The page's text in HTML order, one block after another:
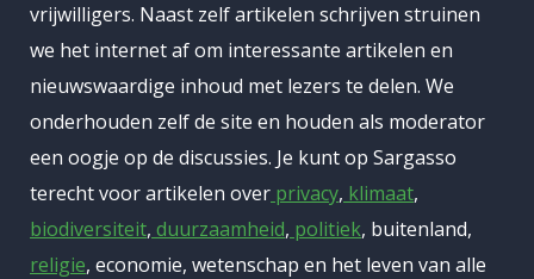
vrijwilligers. Naast zelf artikelen schrijven struinen
we het internet af om interessante artikelen en
nieuwswaardige inhoud met lezers te delen. We
onderhouden zelf de site en houden als moderator
een oogje op de discussies. Je kunt op Sargasso
terecht voor artikelen over privacy, klimaat,
biodiversiteit, duurzaamheid, politiek, buitenland,
religie, economie, wetenschap en het leven van alle